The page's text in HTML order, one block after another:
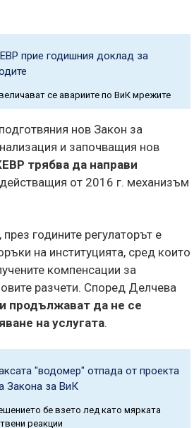
прие годишния доклад за
се авариите по ВиК мрежите
нов Закон за
и започващия нов
трябва да направи
от 2016 г. механизъм
годините регулаторът е
на институцията, сред които
компенсации за
разчети. Според Делчева
продължават да не се
на услугата.
"водомер" отпада от проекта
Закона за ВиК
бе взето лед като мярката
реакции